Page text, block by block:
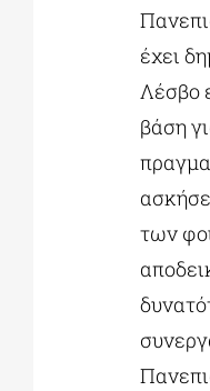
έχει
Λέσβο
βάση
των